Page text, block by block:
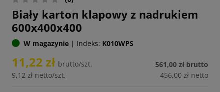
Biały karton klapowy z nadrukiem
600x400x400
W magazynie | Indeks: K010WPS
11,22 zł brutto/szt.
9,12 zł netto/szt.
561,00 zł brutto
456,00 zł netto